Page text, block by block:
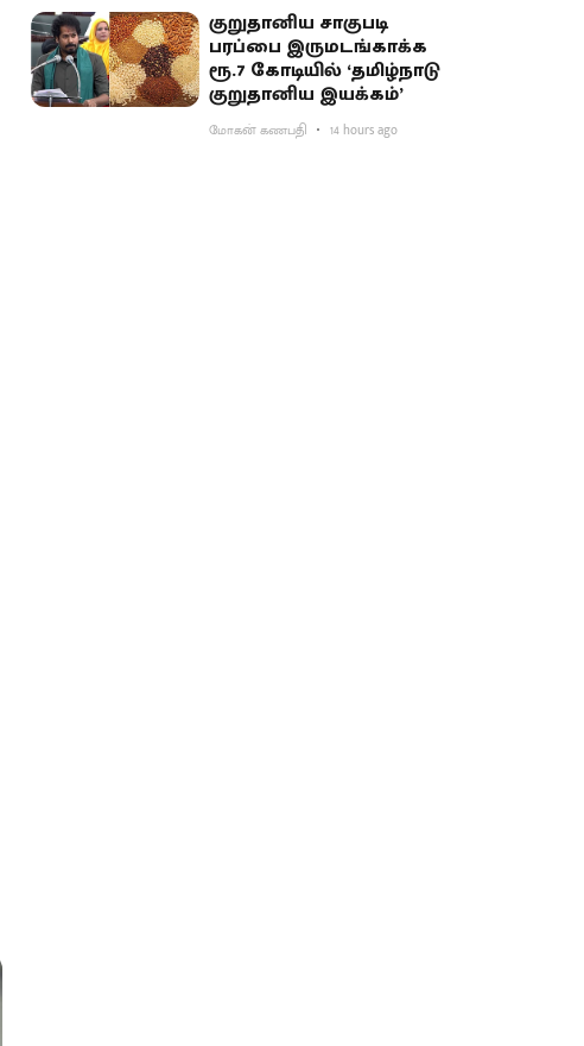
குறுதானிய சாகுபடி
பரப்பை இருமடங்காக்க
ரூ.7 கோடியில் ‘தமிழ்நாடு
குறுதானிய இயக்கம்’
மோகன் கணபதி 14 hours ago